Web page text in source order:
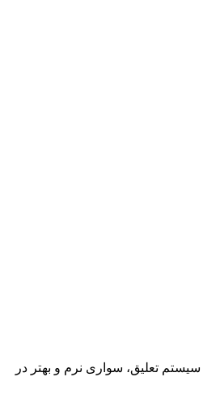
برای استحکام سیستم تعلیق، سواری نرم و بهتر در